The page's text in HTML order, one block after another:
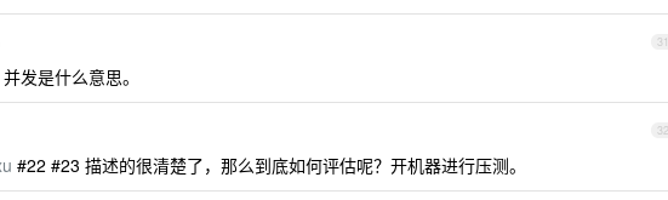
31
发是什么意思。
32
#22 #23 描述的很清楚了，那么到底如何评估呢？开机器进行压测。